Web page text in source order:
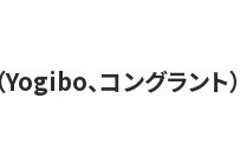
、コングラント）